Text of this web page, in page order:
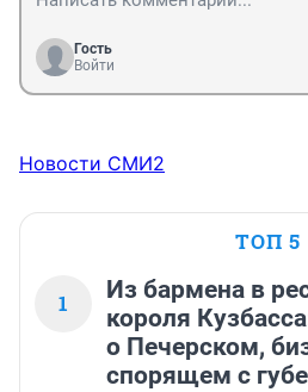
Гость
Войти
Новости СМИ2
ТОП 5
1
Из бармена в
короля
о Печерском,
спорящем с